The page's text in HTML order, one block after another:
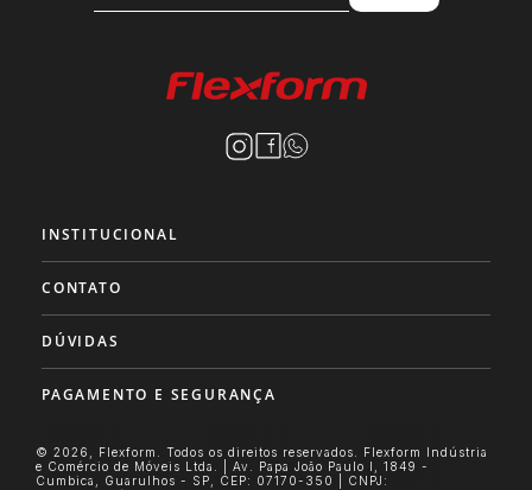
INSTITUCIONAL
CONTATO
DÚVIDAS
PAGAMENTO E SEGURANÇA
© 2026, Flexform. Todos os direitos reservados. Flexform Indústria
e Comércio de Móveis Ltda. | Av. Papa João Paulo I, 1849 -
Cumbica, Guarulhos - SP, CEP: 07170-350 | CNPJ: